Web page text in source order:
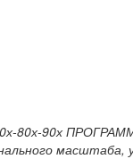
80х-90х
масштаба,